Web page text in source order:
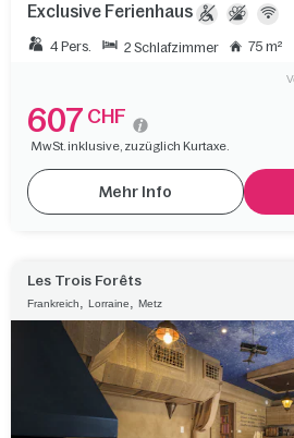
Exclusive Ferienhaus
4 Pers. 2 Schlafzimmer 75 m²
607 CHF
MwSt. inklusive, zuzüglich Kurtaxe.
Mehr Info
Les Trois Forêts
Frankreich Lorraine Metz